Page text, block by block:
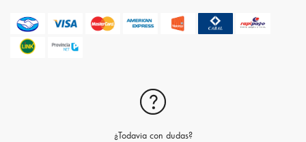
¿Todavia con dudas?